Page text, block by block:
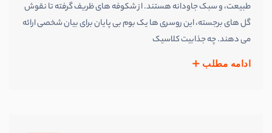
طبیعت، و سبک جاودانه هستند. از شکوفه های ظریف گرفته تا نقوش
گل های برجسته، این روسری ها یک بوم بی پایان برای بیان شخصی ارائه
می دهند. چه جذابیت کلاسیک
ادامه مطلب